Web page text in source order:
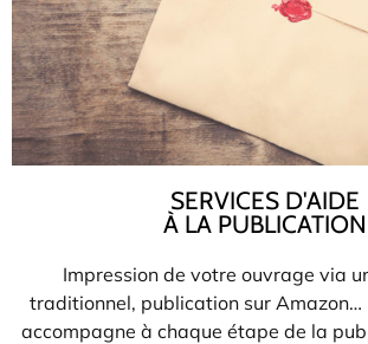
SERVICES D'AIDE
À LA PUBLICATION
Impression de votre ouvrage via
traditionnel, publication sur Amazon…
accompagne à chaque étape de la